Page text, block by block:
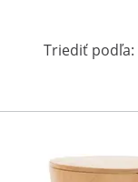
Triediť podľa: